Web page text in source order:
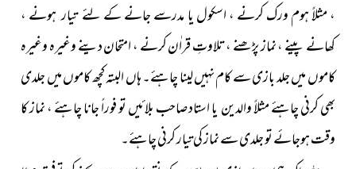
، مثلاً ہوم ورک کرنے ، اسکول یا مدرسے جانےکےلئے تیار ہونے ،
کھانے پینے ، نماز پڑھنے ، تلاوتِ قراٰن کرنے ، امتحاندینے وغیرہ وغیرہ
کاموں میں جلد بازی سے کام نہیں لینا چاہئے۔ ہاں البتہ کچھ کاموں میں جلدی
بھی کرنی چاہئے مثلاً والدین یا استاد صاحب بلائیں تو فوراً جانا چاہئے ، نماز کا
وقت ہوجائے تو جلدی سے نماز کی تیار کرنی چاہئے۔